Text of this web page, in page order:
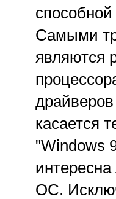
способной
Самыми
являются
касается
"Windows
ОС.